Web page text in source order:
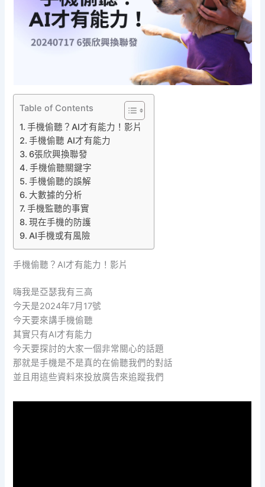
Table of Contents
手機偷聽？AI才有能力！影片
手機偷聽 AI才有能力
6張欣興換聯發
手機偷聽關鍵字
手機偷聽的誤解
大數據的分析
手機監聽的事實
現在手機的防護
AI手機或有風險
手機偷聽？AI才有能力！影片
嗨我是亞瑟我有三高
今天是2024年7月17號
今天要來講手機偷聽
其實只有AI才有能力
今天要探討的大家一個非常關心的話題
那就是手機是不是真的在偷聽我們的對話
並且用這些資料來投放廣告來追蹤我們